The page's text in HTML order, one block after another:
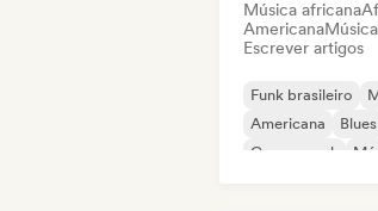
Música africana
Americana
Escrever artigos
Funk brasileiro
Americana
Blues
Garage rock